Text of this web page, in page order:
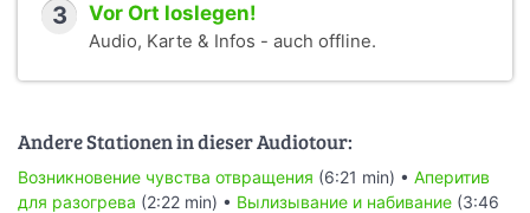
3 Vor Ort loslegen!
Audio, Karte & Infos - auch offline.
Andere Stationen in dieser Audiotour:
Возникновение чувства отвращения (6:21 min) • Аперитив
для разогрева (2:22 min) • Вылизывание и набивание (3:46